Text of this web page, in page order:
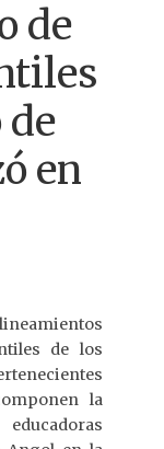
de
en
de los
la